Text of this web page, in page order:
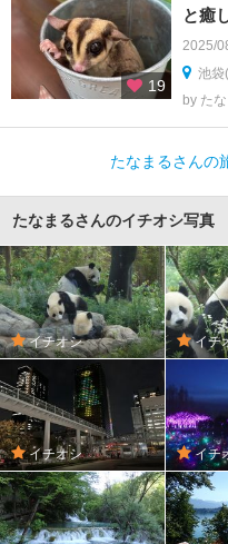
19
と癒
2025/
池袋
by た
たなまるさんの
たなまるさんのイチオシ写真
イチオシ イチ
イチオシ イチ